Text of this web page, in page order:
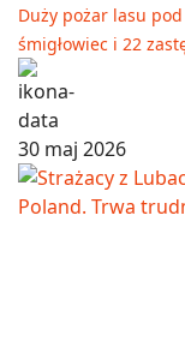
Duży pożar lasu
śmigłowiec i 22
30 maj 2026